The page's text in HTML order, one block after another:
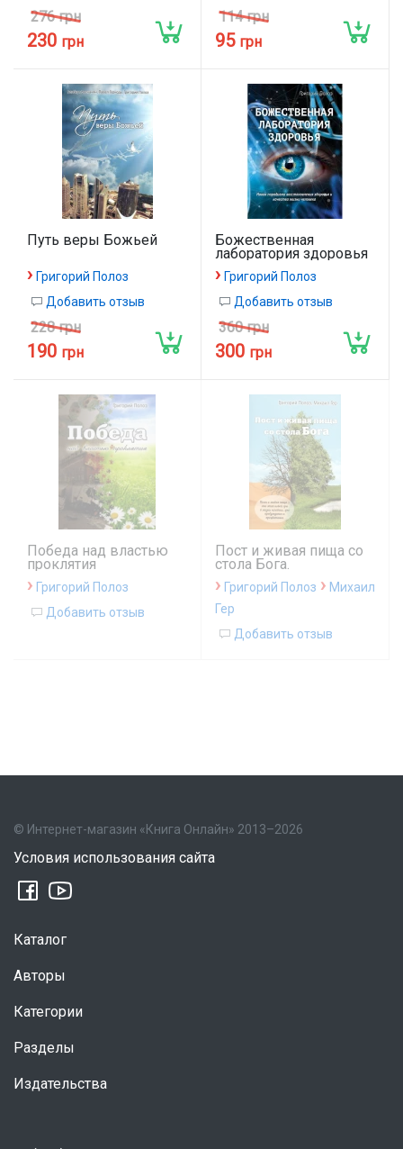
276 грн
230 грн
114 грн
95 грн
Путь веры Божьей
› Григорий Полоз
Добавить отзыв
228 грн
190 грн
Божественная
лаборатория здоровья
› Григорий Полоз
Добавить отзыв
360 грн
300 грн
Победа над властью
проклятия
› Григорий Полоз
Добавить отзыв
Пост и живая пища со
стола Бога.
› Григорий Полоз › Михаил
Гер
Добавить отзыв
© Интернет-магазин «Книга Онлайн» 2013–2026
Условия использования сайта
Каталог
Авторы
Категории
Разделы
Издательства